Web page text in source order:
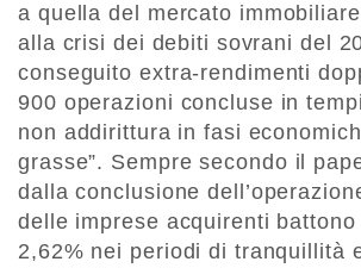
a quella del mercato
alla crisi dei debiti sovrani del
conseguito extra-rendimenti
900 operazioni concluse in
non addirittura in fasi
grasse”. Sempre secondo il
dalla conclusione
delle imprese acquirenti battono
2,62% nei periodi di tranquillità